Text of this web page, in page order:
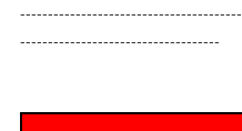
------------------------------------